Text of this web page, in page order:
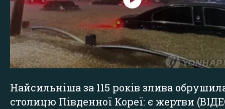
Найсильніша за 115 років злива
столицю Південної Кореї: є жертви